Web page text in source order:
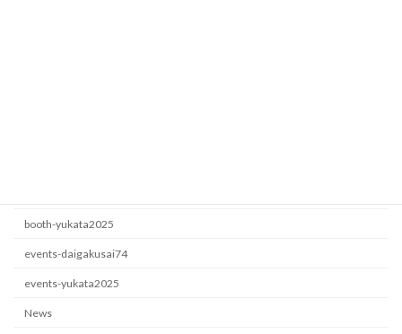
booth-yukata2025
events-daigakusai74
events-yukata2025
News